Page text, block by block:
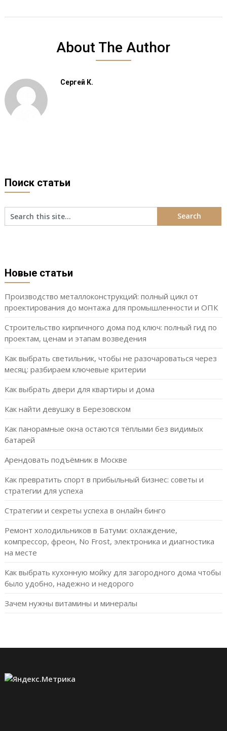
About The Author
Сергей К.
Поиск статьи
Новые статьи
Производство металлоконструкций: полный цикл от
проектирования до монтажа для промышленности и ОПК
Строительство кирпичного дома под ключ: полный гид по
проектам, ценам и этапам возведения
Как выбрать светильник, чтобы не разочароваться через
месяц: разбираем ключевые критерии
Как выбрать двери для квартиры и дома
Как найти девушку в Березовском
Как панорамные окна остаются тёплыми без видимых
батарей
Арендовать подъёмник в Москве
Как превратить спорт в прибыльный бизнес: советы и
стратегии для успеха
Стратегии и секреты успеха в онлайн бинго
Ремонт холодильников в Батуми: охлаждение,
компрессор, фреон, No Frost, электроника и диагностика
на месте
Как выбрать кухонную мойку для загородного дома чтобы
было удобно, надежно и недорого
Зачем нужны витамины и минералы